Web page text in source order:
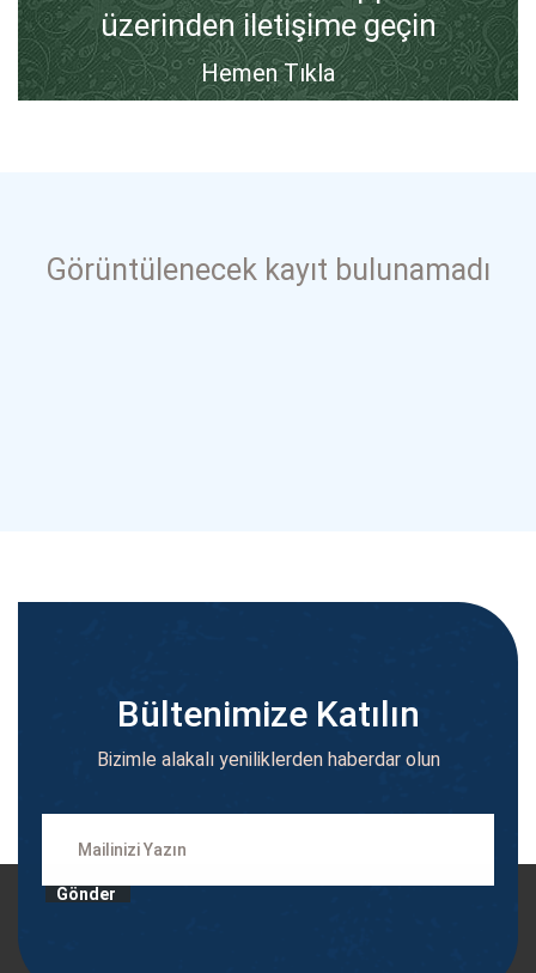
üzerinden iletişime geçin
Hemen Tıkla
Görüntülenecek kayıt bulunamadı
Bültenimize Katılın
Bizimle alakalı yeniliklerden haberdar olun
Gönder